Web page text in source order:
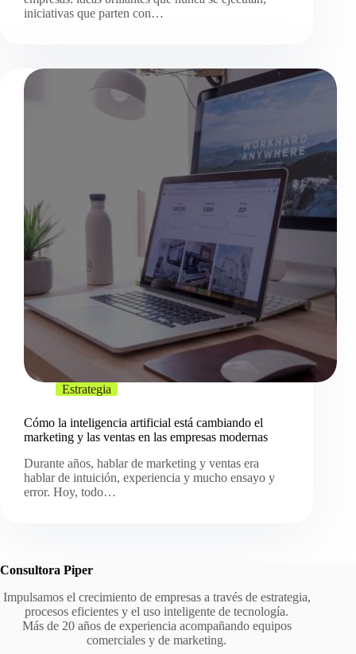
iniciativas que parten con…
Estrategia
Cómo la inteligencia artificial está cambiando el
marketing y las ventas en las empresas modernas
Durante años, hablar de marketing y ventas era
hablar de intuición, experiencia y mucho ensayo y
error. Hoy, todo…
Consultora Piper
Impulsamos el crecimiento de empresas a través de estrategia,
procesos eficientes y el uso inteligente de tecnología.
Más de 20 años de experiencia acompañando equipos
comerciales y de marketing.